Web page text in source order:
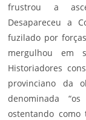
frustrou a
Desapareceu a
fuzilado por
mergulhou em
Historiadores
provinciano da
denominada
ostentando